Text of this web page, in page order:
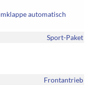
automatisch
Sport-Paket
Frontantrieb